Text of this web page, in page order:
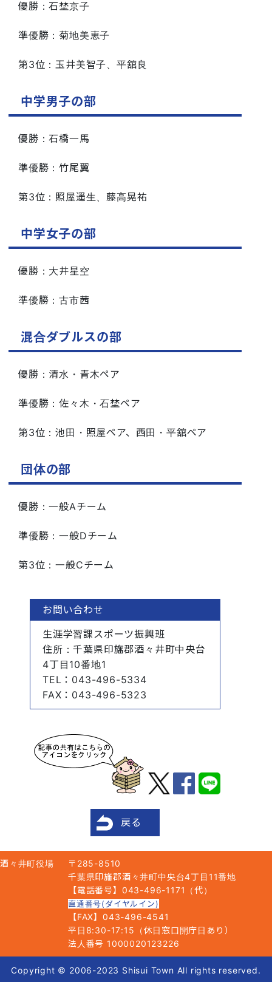
優勝：石埜京子
準優勝：菊地美恵子
第3位：玉井美智子、平舘良
中学男子の部
優勝：石橋一馬
準優勝：竹尾翼
第3位：照屋遥生、藤高晃祐
中学女子の部
優勝：大井星空
準優勝：古市茜
混合ダブルスの部
優勝：清水・青木ペア
準優勝：佐々木・石埜ペア
第3位：池田・照屋ペア、西田・平舘ペア
団体の部
優勝：一般Aチーム
準優勝：一般Dチーム
第3位：一般Cチーム
お問い合わせ
生涯学習課スポーツ振興班
住所 ：千葉県印旛郡酒々井町中央台
4丁目10番地1
TEL ：043-496-5334
FAX ：043-496-5323
戻る
酒々井町役場
〒285-8510
千葉県印旛郡酒々井町中央台4丁目11番地
【電話番号】043-496-1171（代）
直通番号(ダイヤルイン)
【FAX】043-496-4541
平日8:30-17:15（休日窓口開庁日あり）
法人番号 1000020123226
Copyright © 2006-2023 Shisui Town All rights reserved.